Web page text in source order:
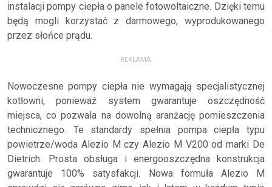
instalacji pompy ciepła o panele fotowoltaiczne. Dzięki temu
będą mogli korzystać z darmowego, wyprodukowanego
przez słońce prądu.
REKLAMA:
Nowoczesne pompy ciepła nie wymagają specjalistycznej
kotłowni, ponieważ system gwarantuje oszczędność
miejsca, co pozwala na dowolną aranżację pomieszczenia
technicznego. Te standardy spełnia pompa ciepła typu
powietrze/woda Alezio M czy Alezio M V200 od marki De
Dietrich. Prosta obsługa i energooszczędna konstrukcja
gwarantuje 100% satysfakcji. Nowa formuła Alezio M